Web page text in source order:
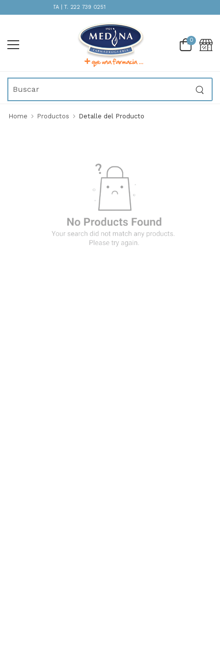
ATENCIÓN INMEDIATA | T. 222 739 0251
0
Home Productos Detalle del Producto